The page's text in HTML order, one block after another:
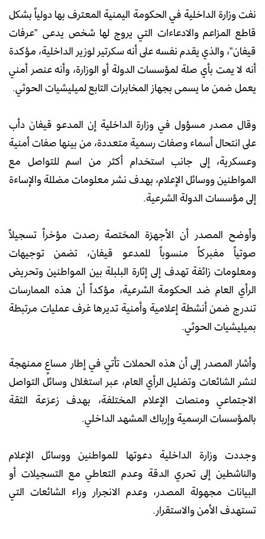
نفت وزارة الداخلية في الحكومة اليمنية المعترف بها دولياً بشكل
قاطع المزاعم والادعاءات التي يروج لها شخص يدعى "عرفات
قيفان"، والذي يقدم نفسه على أنه سكرتير لوزير الداخلية، مؤكدة
أنه لا يمت بأي صلة لمؤسسات الدولة أو الوزارة، وأنه عنصر أمني
يعمل ضمن ما يسمى بجهاز المخابرات التابع لميليشيات الحوثي.
وقال مصدر مسؤول في وزارة الداخلية إن المدعو قيفان دأب
على انتحال أسماء وصفات رسمية متعددة، من بينها صفات أمنية
وعسكرية، إلى جانب استخدام أكثر من اسم للتواصل مع
المواطنين ووسائل الإعلام، بهدف نشر معلومات مضللة والإساءة
إلى مؤسسات الدولة الشرعية.
وأوضح المصدر أن الأجهزة المختصة رصدت مؤخراً تسجيلاً
صوتياً مفبركاً منسوباً للمدعو قيفان، تضمن توجيهات
ومعلومات زائفة تهدف إلى إثارة البلبلة بين المواطنين وتحريض
الرأي العام ضد الحكومة الشرعية، مؤكداً أن هذه الممارسات
تندرج ضمن أنشطة إعلامية وأمنية تديرها غرف عمليات مرتبطة
بميليشيات الحوثي.
وأشار المصدر إلى أن هذه الحملات تأتي في إطار مساعٍ ممنهجة
لنشر الشائعات وتضليل الرأي العام، عبر استغلال وسائل التواصل
الاجتماعي ومنصات الإعلام المختلفة، بهدف زعزعة الثقة
بالمؤسسات الرسمية وإرباك المشهد الداخلي.
وجددت وزارة الداخلية دعوتها للمواطنين ووسائل الإعلام
والناشطين إلى تحري الدقة وعدم التعاطي مع التسجيلات أو
البيانات مجهولة المصدر، وعدم الانجرار وراء الشائعات التي
تستهدف الأمن والاستقرار.